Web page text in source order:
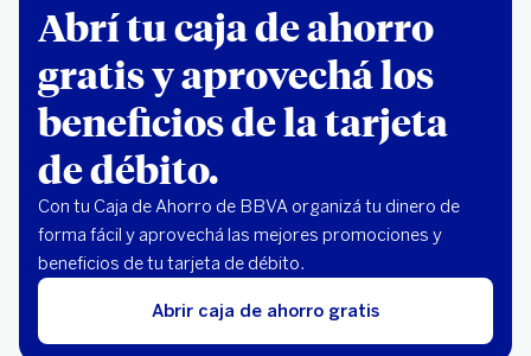
Abrí tu caja de ahorro
gratis y aprovechá los
beneficios de la tarjeta
de débito.
Con tu Caja de Ahorro de BBVA organizá tu dinero de
forma fácil y aprovechá las mejores promociones y
beneficios de tu tarjeta de débito.
Abrir caja de ahorro gratis